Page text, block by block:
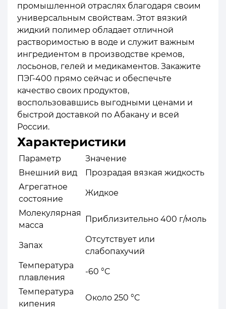
промышленной отраслях благодаря своим
универсальным свойствам. Этот вязкий
жидкий полимер обладает отличной
растворимостью в воде и служит важным
ингредиентом в производстве кремов,
лосьонов, гелей и медикаментов. Закажите
ПЭГ-400 прямо сейчас и обеспечьте
качество своих продуктов,
воспользовавшись выгодными ценами и
быстрой доставкой по Абакану и всей
России.
Характеристики
Параметр
Значение
Внешний вид
Прозрадая вязкая жидкость
Агрегатное
состояние
Жидкое
Молекулярная
масса
Приблизительно 400 г/моль
Запах
Отсутствует или
слабопахучий
Температура
плавления
-60 °C
Температура
кипения
Около 250 °C